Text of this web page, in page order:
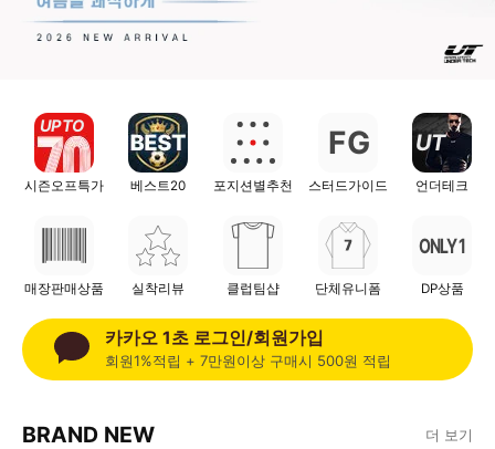
UP TO
시즌오프특가 베스트20 포지션별추천
FG
스터드가이드
UT
언더테크
매장판매상품 실착리뷰 클럽팀샵 단체유니폼
ONLY 1
DP상품
카카오 1초 로그인/회원가입
회원1%적립 + 7만원이상 구매시 500원 적립
BRAND NEW 더 보기